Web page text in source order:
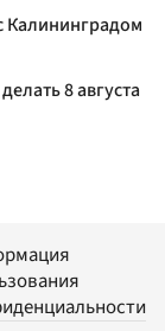
Калининградом
8 августа